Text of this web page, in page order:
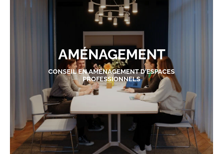
AMÉNAGEMENT
CONSEIL EN AMÉNAGEMENT D'ESPACES
PROFESSIONNELS